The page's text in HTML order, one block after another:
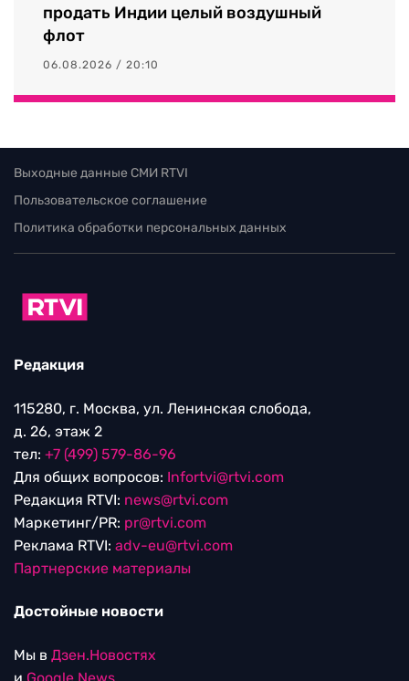
продать Индии целый воздушный
флот
06.08.2026 / 20:10
Выходные данные СМИ RTVI
Пользовательское соглашение
Политика обработки персональных данных
Редакция
115280, г. Москва, ул. Ленинская слобода,
д. 26, этаж 2
тел: +7 (499) 579-86-96
Для общих вопросов: Infortvi@rtvi.com
Редакция RTVI: news@rtvi.com
Маркетинг/PR: pr@rtvi.com
Реклама RTVI: adv-eu@rtvi.com
Партнерские материалы
Достойные новости
Мы в Дзен.Новостях